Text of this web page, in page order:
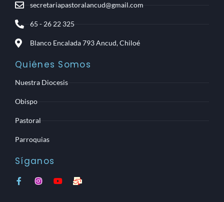
secretariapastoralancud@gmail.com
65 - 26 22 325
Blanco Encalada 793 Ancud, Chiloé
Quiénes Somos
Nuestra Diocesis
Obispo
Pastoral
Parroquias
Síganos
F
a
I
n
Y
M
a